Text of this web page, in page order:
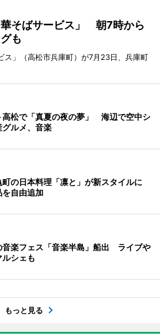
そばサービス」 朝7時から
も
ス」（高松市兵庫町）が7月23日、兵庫町
高松で「真夏の夜の夢」 海辺で空中シ
グルメ、音楽
町の日本料理「凛と」が新スタイルに
自由追加
音楽フェス「音楽半島」船出 ライブや
シェも
もっと見る